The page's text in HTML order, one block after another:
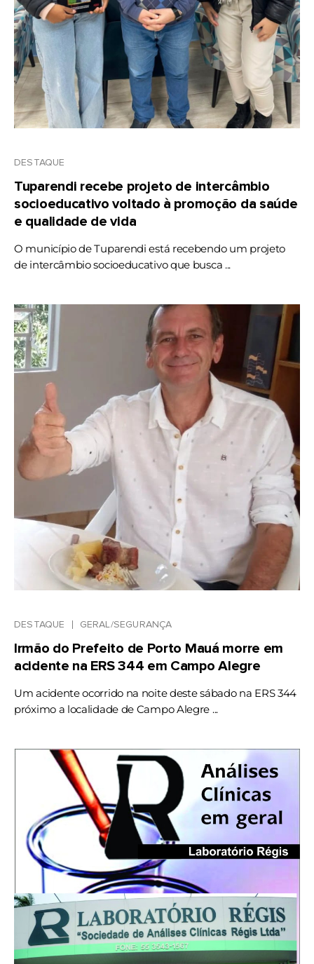
DESTAQUE
Tuparendi recebe projeto de intercâmbio
socioeducativo voltado à promoção da saúde
e qualidade de vida
O município de Tuparendi está recebendo um projeto
de intercâmbio socioeducativo que busca ...
DESTAQUE GERAL/SEGURANÇA
Irmão do Prefeito de Porto Mauá morre em
acidente na ERS 344 em Campo Alegre
Um acidente ocorrido na noite deste sábado na ERS 344
próximo a localidade de Campo Alegre ...